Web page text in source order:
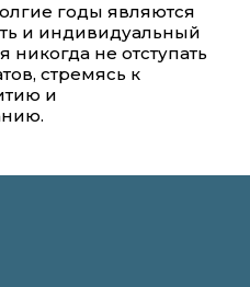
годы являются
и индивидуальный
не отступать
стремясь к
и